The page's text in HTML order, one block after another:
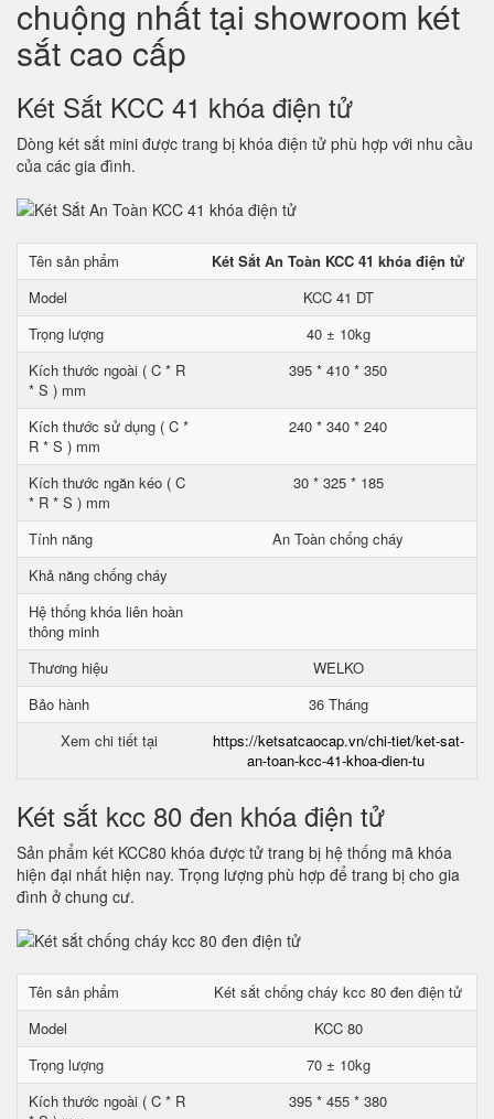
chuộng nhất tại showroom két
sắt cao cấp
Két Sắt KCC 41 khóa điện tử
Dòng két sắt mini được trang bị khóa điện tử phù hợp với nhu cầu
của các gia đình.
Tên sản phẩm
Két Sắt An Toàn KCC 41 khóa điện tử
Model
KCC 41 DT
Trọng lượng
40 ± 10kg
Kích thước ngoài ( C * R
* S ) mm
395 * 410 * 350
Kích thước sử dụng ( C *
R * S ) mm
240 * 340 * 240
Kích thước ngăn kéo ( C
* R * S ) mm
30 * 325 * 185
Tính năng
An Toàn chống cháy
Khả năng chống cháy
Hệ thống khóa liên hoàn
thông minh
Thương hiệu
WELKO
Bảo hành
36 Tháng
Xem chi tiết tại
https://ketsatcaocap.vn/chi-tiet/ket-sat-
an-toan-kcc-41-khoa-dien-tu
Két sắt kcc 80 đen khóa điện tử
Sản phẩm két KCC80 khóa được tử trang bị hệ thống mã khóa
hiện đại nhất hiện nay. Trọng lượng phù hợp để trang bị cho gia
đình ở chung cư.
Tên sản phẩm
Két sắt chống cháy kcc 80 đen điện tử
Model
KCC 80
Trọng lượng
70 ± 10kg
Kích thước ngoài ( C * R
395 * 455 * 380